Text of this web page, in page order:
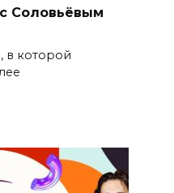
Соловьёвым
в которой